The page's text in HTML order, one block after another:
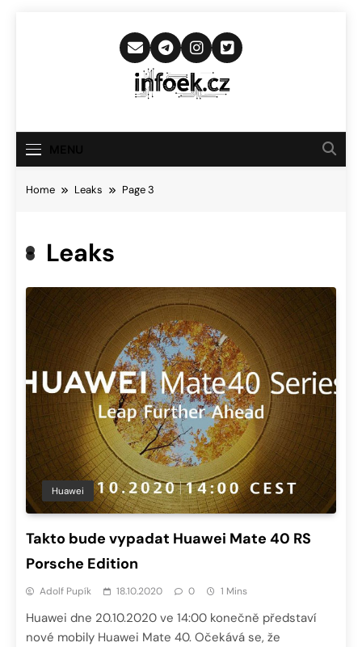
Infoek.cz
Novinkám
Home Leaks Page 3
Leaks
Huawei
Takto bude vypadat Huawei Mate 40 RS
Porsche Edition
Adolf Pupík 18.10.2020 0 1 Mins
Huawei dne 20.10.2020 ve 14:00 konečně představí
nové mobily Huawei Mate 40. Očekává se, že